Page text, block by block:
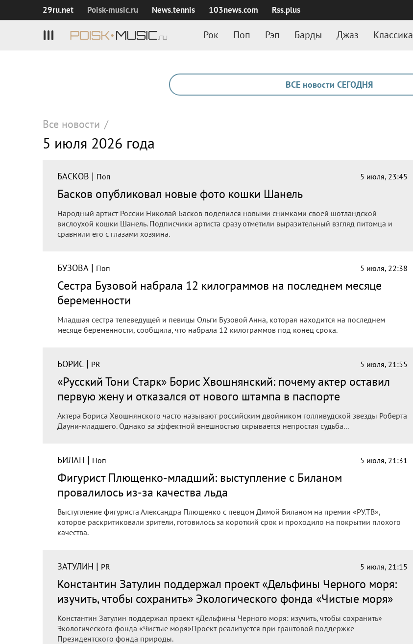
29ru.net Poisk‑music.ru News.tennis 103news.com Rss.plus
Рок Поп Рэп Барды Джаз Классика
ВСЕ новости СЕГОДНЯ
Все новости /
5 июля 2026 года
БАСКОВ | Поп 5 июля, 23:45
Басков опубликовал новые фото кошки Шанель
Народный артист России Николай Басков поделился новыми снимками своей шотландской
вислоухой кошки Шанель. Подписчики артиста сразу отметили выразительный взгляд питомца и
сравнили его с глазами хозяина.
БУЗОВА | Поп 5 июля, 22:38
Сестра Бузовой набрала 12 килограммов на последнем месяце
беременности
Младшая сестра телеведущей и певицы Ольги Бузовой Анна, которая находится на последнем
месяце беременности, сообщила, что набрала 12 килограммов под конец срока.
БОРИС | PR 5 июля, 21:55
«Русский Тони Старк» Борис Хвошнянский: почему актер оставил
первую жену и отказался от нового штампа в паспорте
Актера Бориса Хвошнянского часто называют российским двойником голливудской звезды Роберта
Дауни-младшего. Однако за эффектной внешностью скрывается непростая судьба...
БИЛАН | Поп 5 июля, 21:31
Фигурист Плющенко-младший: выступление с Биланом
провалилось из-за качества льда
Выступление фигуриста Александра Плющенко с певцом Димой Биланом на премии «РУ.ТВ»,
которое раскритиковали зрители, готовилось за короткий срок и проходило на покрытии плохого
качества.
ЗАТУЛИН | PR 5 июля, 21:15
Константин Затулин поддержал проект «Дельфины Черного моря:
изучить, чтобы сохранить» Экологического фонда «Чистые моря»
Константин Затулин поддержал проект «Дельфины Черного моря: изучить, чтобы сохранить»
Экологического фонда «Чистые моря»Проект реализуется при грантовой поддержке
Президентского фонда природы.